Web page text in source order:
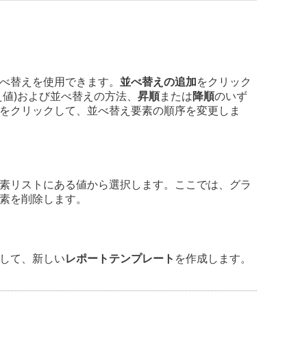
替えを使用できます。 並べ替えの追加をクリック
)および並べ替えの方法、 昇順または降順のいず
クリックして、並べ替え要素の順序を変更しま
リストにある値から選択します。ここでは、グラ
を削除します。
て、新しいレポートテンプレート を作成します。